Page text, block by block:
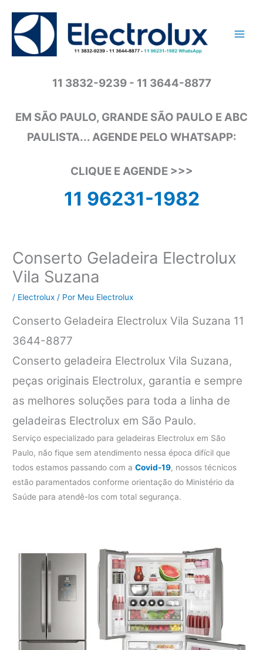
conteúdo
11 3832-9239 - 11 3644-8877
EM SÃO PAULO, GRANDE SÃO PAULO E ABC
PAULISTA... AGENDE PELO WHATSAPP:
CLIQUE E AGENDE >>>
11 96231-1982
Conserto Geladeira Electrolux
Vila Suzana
/ Electrolux / Por Meu Electrolux
Conserto Geladeira Electrolux Vila Suzana 11
3644-8877
Conserto geladeira Electrolux Vila Suzana,
peças originais Electrolux, garantia e sempre
as melhores soluções para toda a linha de
geladeiras Electrolux em São Paulo.
Serviço especializado para geladeiras Electrolux em São
Paulo, não fique sem atendimento nessa época difícil que
todos estamos passando com aCovid-19, nossos técnicos
estão paramentados conforme orientação do Ministério da
Saúde para atendê-los com total segurança.